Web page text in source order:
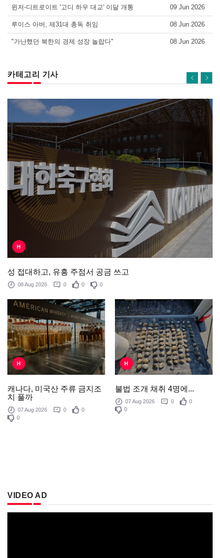
윈저-디트로이트 '고디 하우 대교' 이달 개통 09 Jun 2026
루이스 아버, 제31대 총독 취임 08 Jun 2026
"가난했던 북한의 경제 성장 놀랍다" 08 Jun 2026
카테고리 기사
H
성 접대하고, 유흥 주점서 공금 쓰고
08 Aug 2026 0 0 0
H
캐나다, 미국산 주류 금지조
치 풀까
07 Aug 2026 0
0
0
H
불법 조개 채취 4명에...
07 Aug 2026 0
0
0
VIDEO AD